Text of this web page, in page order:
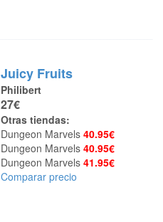
Juicy Fruits
Philibert
27€
Otras tiendas:
Dungeon Marvels 40.95€
Dungeon Marvels 40.95€
Dungeon Marvels 41.95€
Comparar precio